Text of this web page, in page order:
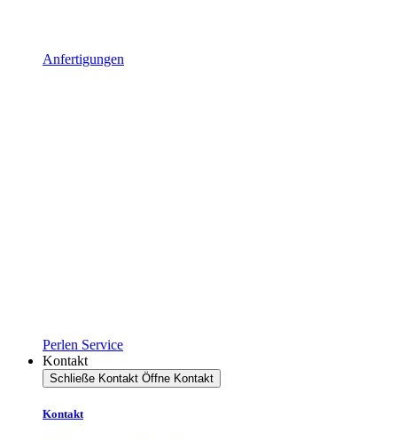
Anfertigungen
Perlen Service
Kontakt
Schließe Kontakt Öffne Kontakt
Kontakt